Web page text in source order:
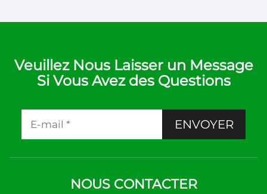
Veuillez Nous Laisser un Message
Si Vous Avez des Questions
ENVOYER
NOUS CONTACTER